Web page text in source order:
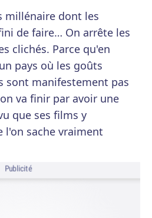
millénaire dont les
de faire… On arrête les
clichés. Parce qu'en
pays où les goûts
sont manifestement pas
va finir par avoir une
que ses films y
l'on sache vraiment
Publicité